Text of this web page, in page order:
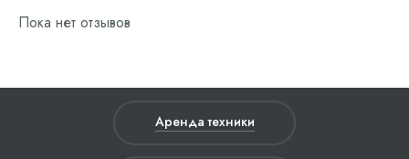
Пока нет отзывов
Аренда техники